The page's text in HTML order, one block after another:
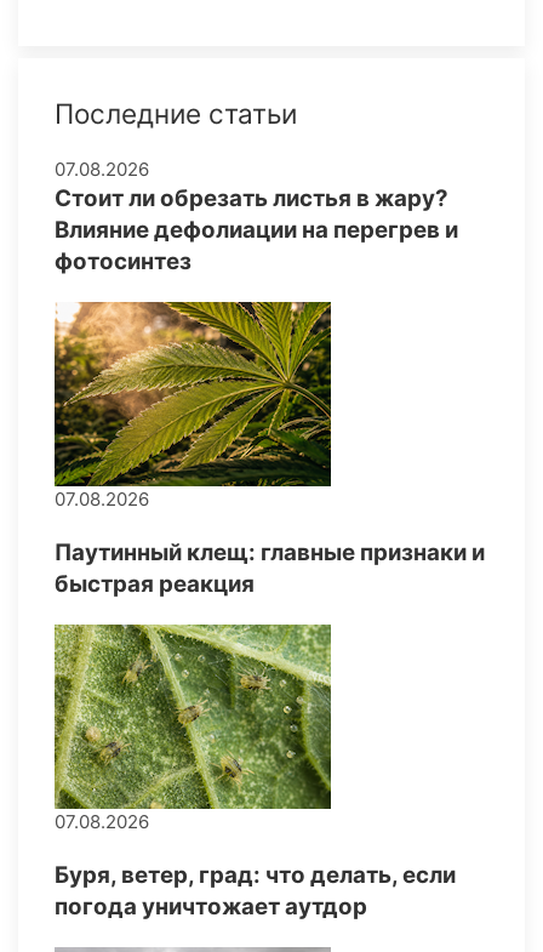
Последние статьи
07.08.2026
Стоит ли обрезать листья в жару?
Влияние дефолиации на перегрев и
фотосинтез
07.08.2026
Паутинный клещ: главные признаки и
быстрая реакция
07.08.2026
Буря, ветер, град: что делать, если
погода уничтожает аутдор